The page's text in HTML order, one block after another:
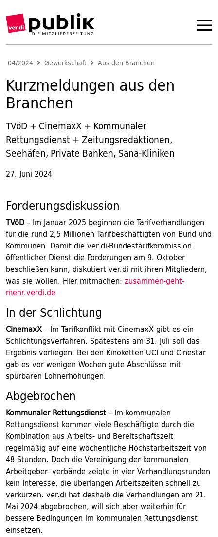
04/2024 Gewerkschaft Aus den Branchen
Kurzmeldungen aus den
Branchen
TVöD + CinemaxX + Kommunaler
Rettungsdienst + Zeitungsredaktionen,
Seehäfen, Private Banken, Sana-Kliniken
27. Juni 2024
Forderungsdiskussion
TVöD– Im Januar 2025 beginnen die Tarifverhandlungen
für die rund 2,5 Millionen Tarifbeschäftigten von Bund und
Kommunen. Damit die ver.di-Bundestarifkommission
öffentlicher Dienst die Forderungen am 9. Oktober
beschließen kann, diskutiert ver.di mit ihren Mitgliedern,
was sie wollen. Hier mitmachen: zusammen-geht-
mehr.verdi.de
In der Schlichtung
CinemaxX– Im Tarifkonflikt mit CinemaxX gibt es ein
Schlichtungsverfahren. Spätestens am 31. Juli soll das
Ergebnis vorliegen. Bei den Kinoketten UCI und Cinestar
gab es vor wenigen Wochen gute Abschlüsse mit
spürbaren Lohnerhöhungen.
Abgebrochen
Kommunaler Rettungsdienst– Im kommunalen
Rettungsdienst kommen viele Beschäftigte durch die
Kombination aus Arbeits- und Bereitschaftszeit
regelmäßig auf eine wöchentliche Höchstarbeitszeit von
48 Stunden. Doch die Vereinigung der kommunalen
Arbeitgeber- verbände zeigte in vier Verhandlungsrunden
kein Interesse, die überlangen Arbeitszeiten schnell zu
verkürzen. ver.di hat deshalb die Verhandlungen am 21.
Mai 2024 abgebrochen, will sich aber weiterhin für
bessere Bedingungen im kommunalen Rettungsdienst
einsetzen.